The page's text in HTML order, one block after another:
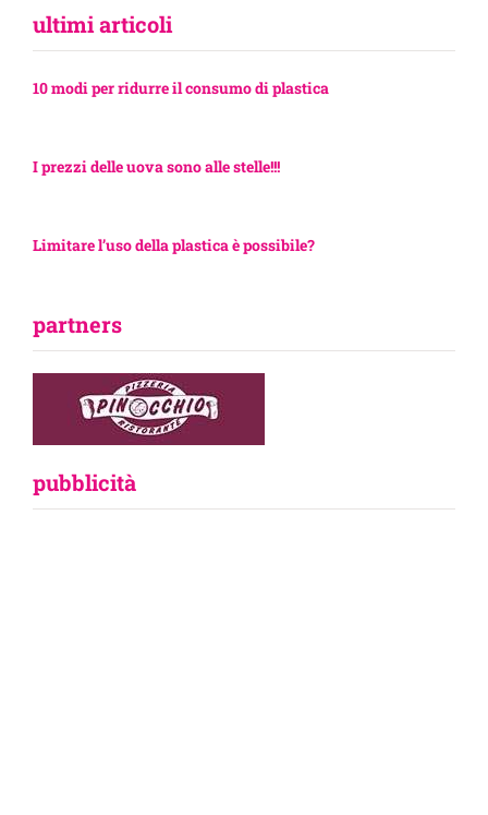
ultimi articoli
10 modi per ridurre il consumo di plastica
I prezzi delle uova sono alle stelle!!!
Limitare l’uso della plastica è possibile?
partners
pubblicità